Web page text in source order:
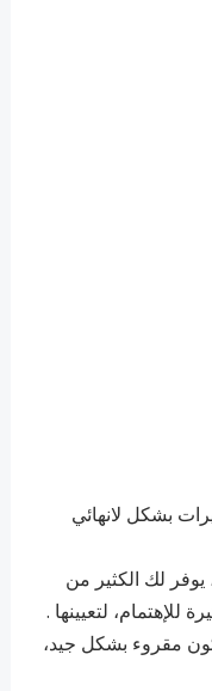
بشكل لانهائي
يوفر لك الكثير من
للإهتمام، لتعيينها .
مقروء بشكل جيد،